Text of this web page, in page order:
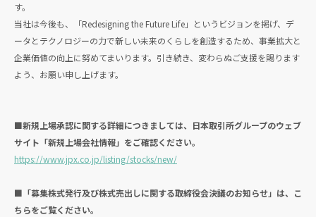
す。
当社は今後も、「Redesigning the Future Life」というビジョンを掲げ、デ
ータとテクノロジーの力で新しい未来のくらしを創造するため、事業拡大と
企業価値の向上に努めてまいります。引き続き、変わらぬご支援を賜ります
よう、お願い申し上げます。
■新規上場承認に関する詳細につきましては、日本取引所グループのウェブ
サイト「新規上場会社情報」をご確認ください。
https://www.jpx.co.jp/listing/stocks/new/
■「募集株式発行及び株式売出しに関する取締役会決議のお知らせ」は、こ
ちらをご覧ください。